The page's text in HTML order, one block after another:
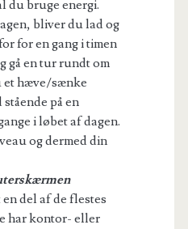
du bruge energi.
bliver du lad og
for en gang i timen
gå en tur rundt om
et hæve/sænke
på en
i løbet af dagen.
og dermed din
del af de flestes
har kontor- eller